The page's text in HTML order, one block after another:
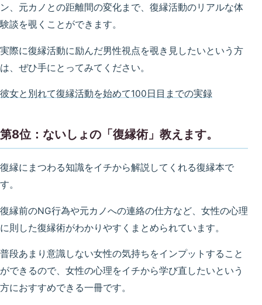
ン、元カノとの距離間の変化まで、復縁活動のリアルな体
験談を覗くことができます。
実際に復縁活動に励んだ男性視点を覗き見したいという方
は、ぜひ手にとってみてください。
彼女と別れて復縁活動を始めて100日目までの実録
第8位：ないしょの「復縁術」教えます。
復縁にまつわる知識をイチから解説してくれる復縁本で
す。
復縁前のNG行為や元カノへの連絡の仕方など、女性の心理
に則した復縁術がわかりやすくまとめられています。
普段あまり意識しない女性の気持ちをインプットすること
ができるので、女性の心理をイチから学び直したいという
方におすすめできる一冊です。